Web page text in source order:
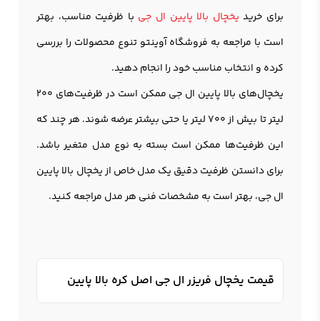
برای خرید یخچال بالا پایین ال جی با ظرفیت مناسب، بهتر
است با مراجعه به فروشگاه آوینتو تنوع محصولات را بررسی
کرده و انتخاب مناسب خود را انجام دهید.
یخچال‌های بالا پایین ال جی ممکن است در ظرفیت‌های 200
لیتر تا بیش از 700 لیتر یا حتی بیشتر عرضه شوند. هر چند که
این ظرفیت‌ها ممکن است بسته به نوع مدل متغیر باشد.
برای دانستن ظرفیت دقیق یک مدل خاص از یخچال بالا پایین
ال جی، بهتر است به مشخصات فنی هر مدل مراجعه کنید.
قیمت یخچال فریزر ال جی اصل کره بالا پایین